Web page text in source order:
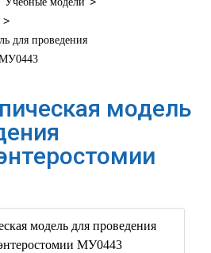
>
для проведения
МУ0443
модель